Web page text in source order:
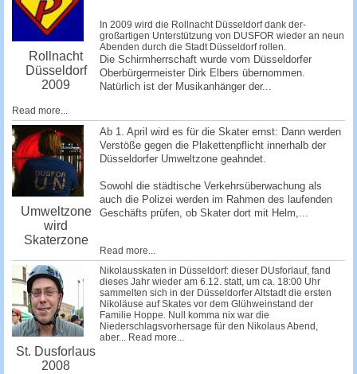
Rollnacht
Düsseldorf
2009
In 2009 wird die Rollnacht Düsseldorf dank der­
großartigen Unterstützung von DUSFOR wieder an neun
Abenden durch die Stadt Düsseldorf rollen.
Die Schirmherrschaft wurde vom Düsseldorfer
Oberbürgermeister Dirk Elbers übernommen.
Natürlich ist der Musikanhänger de­r...
Read more...
Umweltzone
wird
Skaterzone
Ab 1. April wird es für die Skater ernst: Dann werden
Verstöße gegen die Plakettenpflicht innerhalb der
Düsseldorfer Umweltzone geahndet.
Sowohl die städtische Verkehrsüberwachung als
auch die Polizei werden im Rahmen des laufenden
Geschäfts prü­fen, ob Skater dort mit Helm,...
Read more...
St. Dusforlaus
2008
Nikolausskaten in Düsseldorf: dieser DUsforlauf, fand
dieses Jahr wieder am 6.12. statt, um ca. 18:00 Uhr
sammelten sich in der Düsseldorfer Altstadt die ersten
Nikoläuse auf Skates vor dem Glühweinstand der
Familie Hoppe. Null komma nix war die
Niederschlagsvorhersage für den Nikolaus Abend,
aber... Read more...